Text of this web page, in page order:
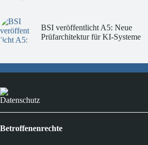
BSI veröffentlicht A5: Neue
Prüfarchitektur für KI-Systeme
Datenschutz
Betroffenenrechte